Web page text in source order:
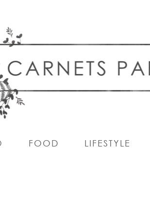
FOOD LIFESTYLE